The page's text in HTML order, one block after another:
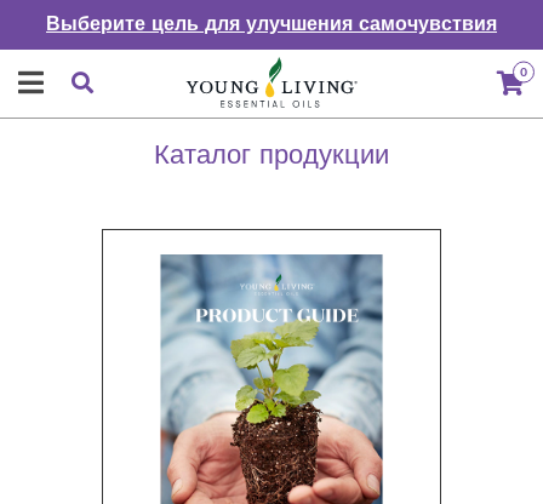
Выберите цель для улучшения самочувствия
0
Каталог продукции